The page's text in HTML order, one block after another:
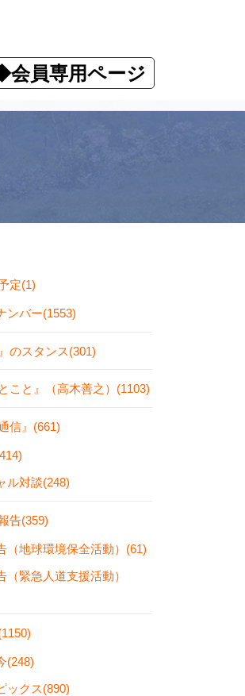
員専用ページ
定(1)
ンバー(1553)
のスタンス(301)
こと』（高木善之）(1103)
信』(661)
ル対談(248)
告(359)
（地球環境保全活動）(61)
（緊急人道支援活動）
(248)
ックス(890)